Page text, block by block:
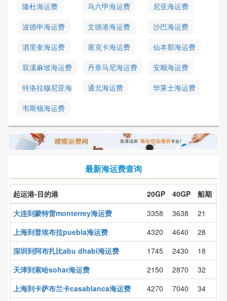
隆杜海运费
马六甲海运费
尼亚海运费
波德申海运费
文德港海运费
沙巴海运费
泗里奎海运费
塞克卡海运费
仙本那海运费
双溪麻坡海运费
丹章马尼海运费
安顺海运费
特洛拉穆尼亚海
运费
通北海运费
华莱士海运费
韦斯顿海运费
最新海运费查询
起运港-目的港 20GP 40GP
船期
大连到蒙特雷monterrey海运费
3358 3638
21
上海到普埃布拉puebla海运费
4320 4640
28
深圳到阿布扎比abu dhabi海运费
1745 2430
18
天津到索哈sohar海运费
2150 2870
32
上海到卡萨布兰卡casablanca海运费
4270 7040
34